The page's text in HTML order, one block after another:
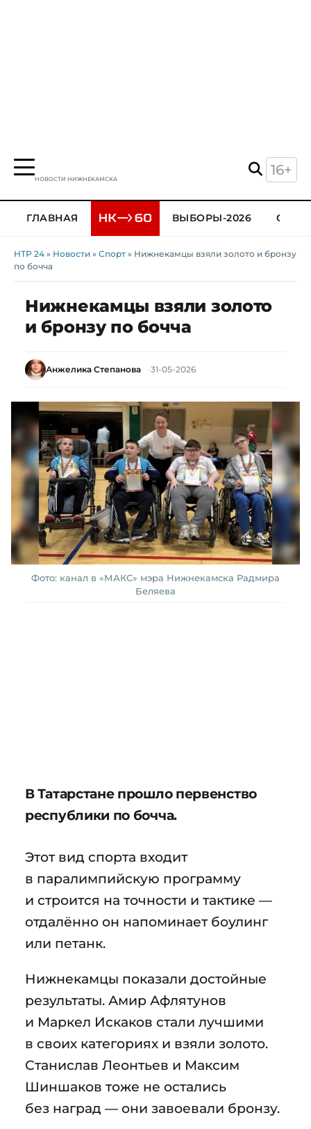
НОВОСТИ НИЖНЕКАМСКА
16+
ГЛАВНАЯ ВЫБОРЫ-2026
НТР 24 » Новости » Спорт » Нижнекамцы взяли золото и бронзу
по бочча
Нижнекамцы взяли золото
и бронзу по бочча
Анжелика Степанова 31-05-2026
Фото: канал в «МАКС» мэра Нижнекамска Радмира
Беляева
В Татарстане прошло первенство
республики по бочча.
Этот вид спорта входит
в паралимпийскую программу
и строится на точности и тактике —
отдалённо он напоминает боулинг
или петанк.
Нижнекамцы показали достойные
результаты. Амир Афлятунов
и Маркел Искаков стали лучшими
в своих категориях и взяли золото.
Станислав Леонтьев и Максим
Шиншаков тоже не остались
без наград — они завоевали бронзу.